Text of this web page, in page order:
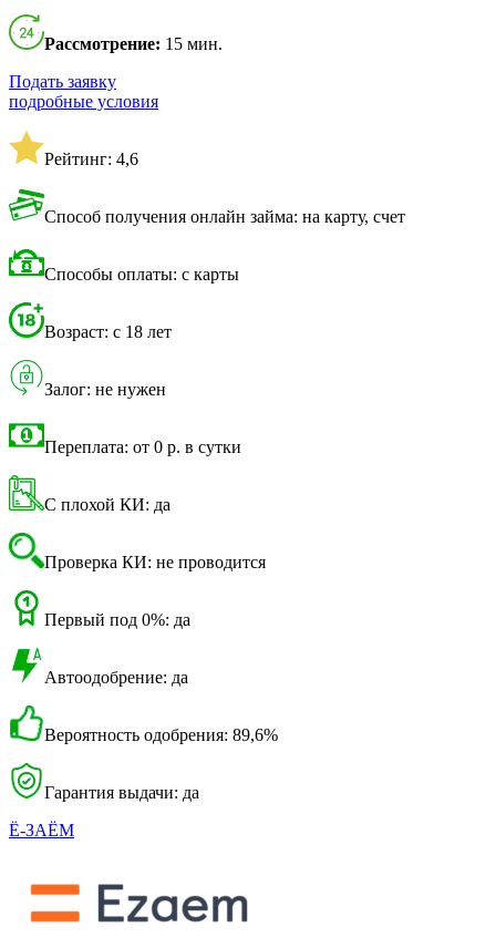
Рассмотрение: 15 мин.
Подать заявку
подробные условия
Рейтинг: 4,6
Способ получения онлайн займа: на карту, счет
Способы оплаты: с карты
Возраст: с 18 лет
Залог: не нужен
Переплата: от 0 р. в сутки
С плохой КИ: да
Проверка КИ: не проводится
Первый под 0%: да
Автоодобрение: да
Вероятность одобрения: 89,6%
Гарантия выдачи: да
Ё-ЗАЁМ